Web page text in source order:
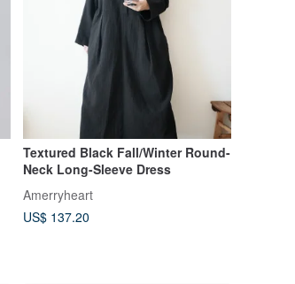
Textured Black Fall/Winter Round-
Neck Long-Sleeve Dress
Amerryheart
US$ 137.20